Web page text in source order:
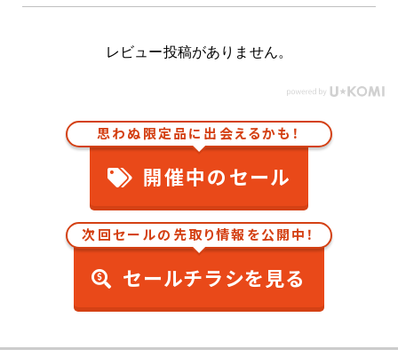
レビュー投稿がありません。
思わぬ限定品に出会えるかも！
開催中のセール
次回セールの先取り情報を公開中！
セールチラシを見る